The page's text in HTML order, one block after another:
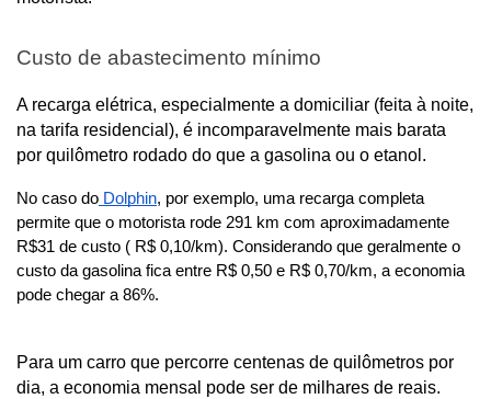
Custo de abastecimento mínimo
A recarga elétrica, especialmente a domiciliar (feita à noite,
na tarifa residencial), é incomparavelmente mais barata
por quilômetro rodado do que a gasolina ou o etanol.
No caso do Dolphin, por exemplo, uma recarga completa
permite que o motorista rode 291 km com aproximadamente
R$31 de custo ( R$ 0,10/km). Considerando que geralmente o
custo da gasolina fica entre R$ 0,50 e R$ 0,70/km, a economia
pode chegar a 86%.
Para um carro que percorre centenas de quilômetros por
dia, a economia mensal pode ser de milhares de reais.